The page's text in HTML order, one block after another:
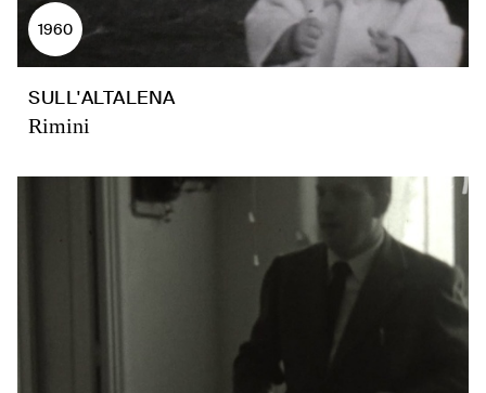
1960
SULL'ALTALENA
Rimini